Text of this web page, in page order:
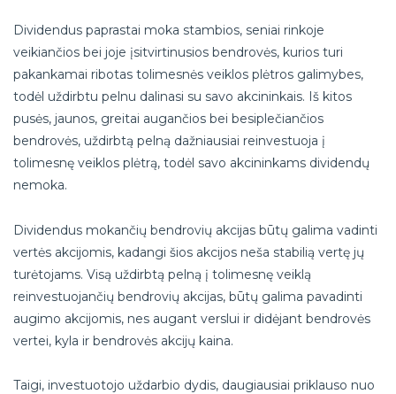
Dividendus paprastai moka stambios, seniai rinkoje
veikiančios bei joje įsitvirtinusios bendrovės, kurios turi
pakankamai ribotas tolimesnės veiklos plėtros galimybes,
todėl uždirbtu pelnu dalinasi su savo akcininkais. Iš kitos
pusės, jaunos, greitai augančios bei besiplečiančios
bendrovės, uždirbtą pelną dažniausiai reinvestuoja į
tolimesnę veiklos plėtrą, todėl savo akcininkams dividendų
nemoka.
Dividendus mokančių bendrovių akcijas būtų galima vadinti
vertės akcijomis, kadangi šios akcijos neša stabilią vertę jų
turėtojams. Visą uždirbtą pelną į tolimesnę veiklą
reinvestuojančių bendrovių akcijas, būtų galima pavadinti
augimo akcijomis, nes augant verslui ir didėjant bendrovės
vertei, kyla ir bendrovės akcijų kaina.
Taigi, investuotojo uždarbio dydis, daugiausiai priklauso nuo